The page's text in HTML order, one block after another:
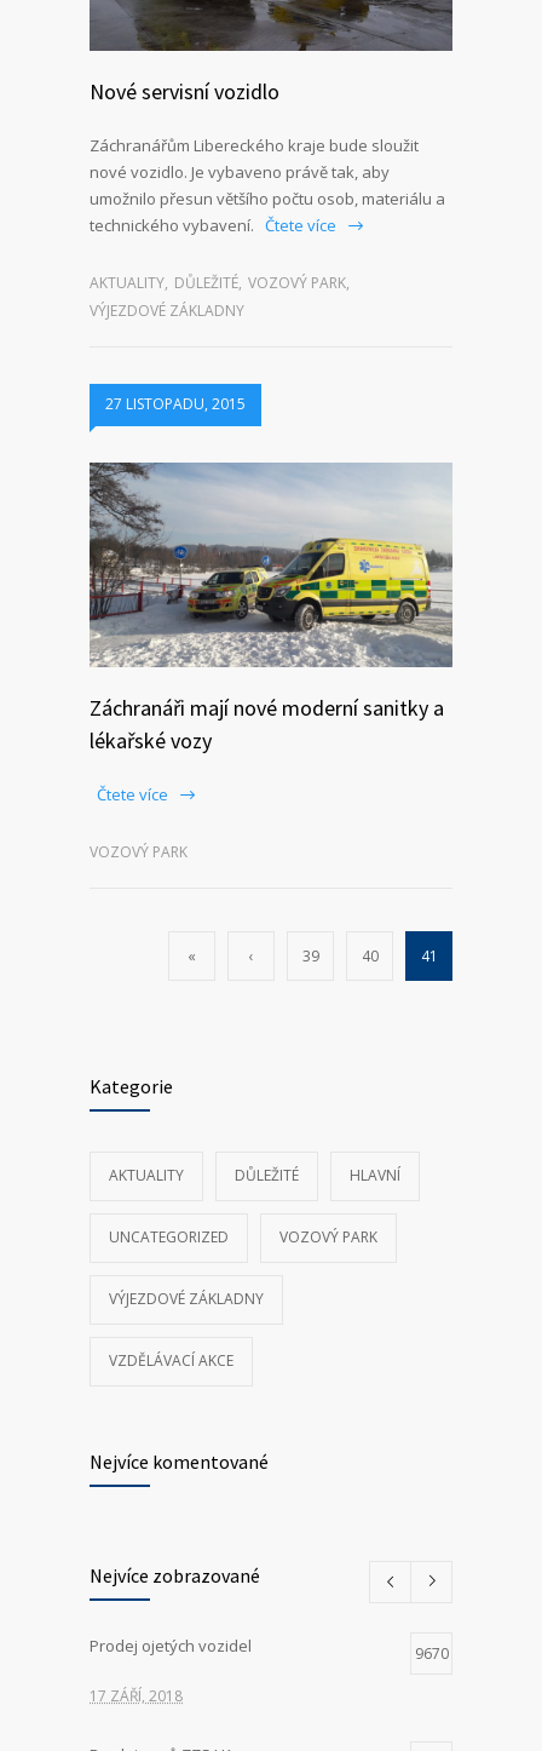
Nové servisní vozidlo
Záchranářům Libereckého kraje bude sloužit
nové vozidlo. Je vybaveno právě tak, aby
umožnilo přesun většího počtu osob, materiálu a
technického vybavení. Čtete více
AKTUALITY, DŮLEŽITÉ, VOZOVÝ PARK,
VÝJEZDOVÉ ZÁKLADNY
27 LISTOPADU, 2015
Záchranáři mají nové moderní sanitky a
lékařské vozy
Čtete více
VOZOVÝ PARK
« ‹ 39 40 41
Kategorie
AKTUALITY DŮLEŽITÉ HLAVNÍ
UNCATEGORIZED VOZOVÝ PARK
VÝJEZDOVÉ ZÁKLADNY
VZDĚLÁVACÍ AKCE
Nejvíce komentované
Nejvíce zobrazované
Prodej ojetých vozidel 9670
17 ZÁŘÍ, 2018